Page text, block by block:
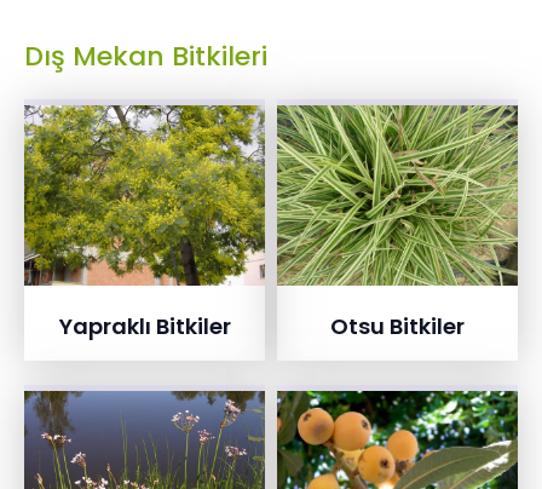
Dış Mekan Bitkileri
Yapraklı Bitkiler Otsu Bitkiler